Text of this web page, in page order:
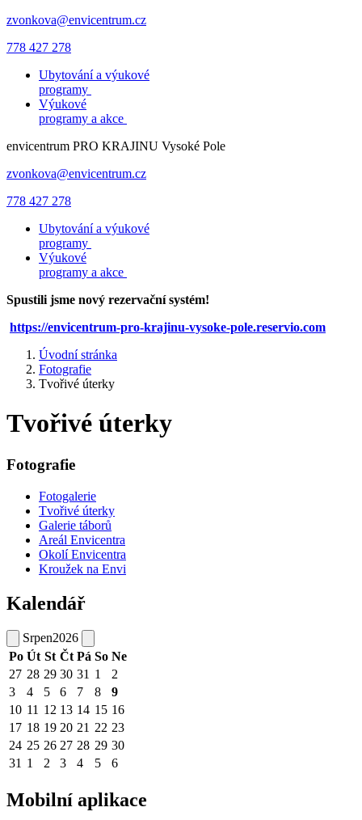
zvonkova@envicentrum.cz
778 427 278
Ubytování a výukové
programy
Výukové
programy a akce
envicentrum PRO KRAJINU Vysoké Pole
zvonkova@envicentrum.cz
778 427 278
Ubytování a výukové
programy
Výukové
programy a akce
Spustili jsme nový rezervační systém!
https://envicentrum-pro-krajinu-vysoke-pole.reservio.com
Úvodní stránka
Fotografie
Tvořivé úterky
Tvořivé úterky
Fotografie
Fotogalerie
Tvořivé úterky
Galerie táborů
Areál Envicentra
Okolí Envicentra
Kroužek na Envi
Kalendář
Srpen2026
Po Út St Čt Pá So Ne
27 28 29 30 31 1
2
3
4 5 6 7 8
9
10 11 12 13 14 15 16
17 18 19 20 21 22 23
24 25 26 27 28 29 30
31 1 2 3 4 5 6
Mobilní aplikace